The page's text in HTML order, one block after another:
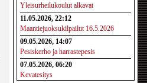
Yleisurheilukoulut alkavat
11.05.2026, 22:12
Maantiejuoksukilpailut 16.5.2026
09.05.2026, 14:07
Pesiskerho ja harrastepesis
07.05.2026, 06:20
Kevatesitys